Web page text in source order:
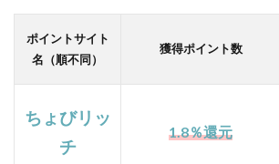
ショ
ッピ
レカ
多く
ポイントサイト
名（順不同）
獲得ポイント数
ちょびリッ
チ
1.8％還元